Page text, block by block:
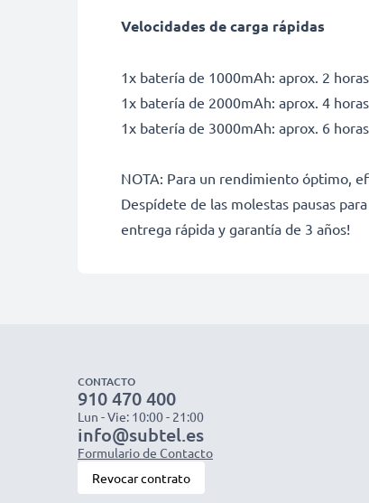
Velocidades de carga rápidas
1x batería de 1000mAh: aprox. 2 horas
1x batería de 2000mAh: aprox. 4 horas
1x batería de 3000mAh: aprox. 6 horas
NOTA: Para un rendimiento óptimo,
Despídete de las molestas pausas
entrega rápida y garantía de 3 años!
CONTACTO
910 470 400
Lun - Vie: 10:00 - 21:00
info@subtel.es
Formulario de Contacto
Revocar contrato